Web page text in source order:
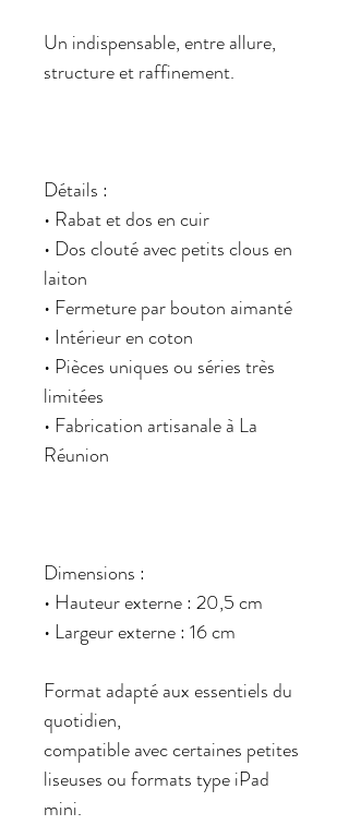
Un indispensable, entre allure,
structure et raffinement.
Détails :
• Rabat et dos en cuir
• Dos clouté avec petits clous en
laiton
• Fermeture par bouton aimanté
• Intérieur en coton
• Pièces uniques ou séries très
limitées
• Fabrication artisanale à La
Réunion
Dimensions :
• Hauteur externe : 20,5 cm
• Largeur externe : 16 cm
Format adapté aux essentiels du
quotidien,
compatible avec certaines petites
liseuses ou formats type iPad
mini.